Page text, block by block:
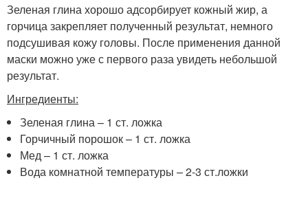
Зеленая глина хорошо адсорбирует кожный жир, а
горчица закрепляет полученный результат, немного
подсушивая кожу головы. После применения данной
маски можно уже с первого раза увидеть небольшой
результат.
Ингредиенты:
Зеленая глина – 1 ст. ложка
Горчичный порошок – 1 ст. ложка
Мед – 1 ст. ложка
Вода комнатной температуры – 2-3 ст.ложки